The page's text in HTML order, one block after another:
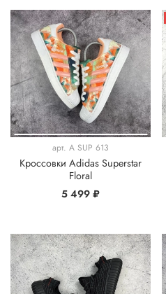
арт. A SUP 613
Кроссовки Adidas Superstar
Floral
5 499 ₽